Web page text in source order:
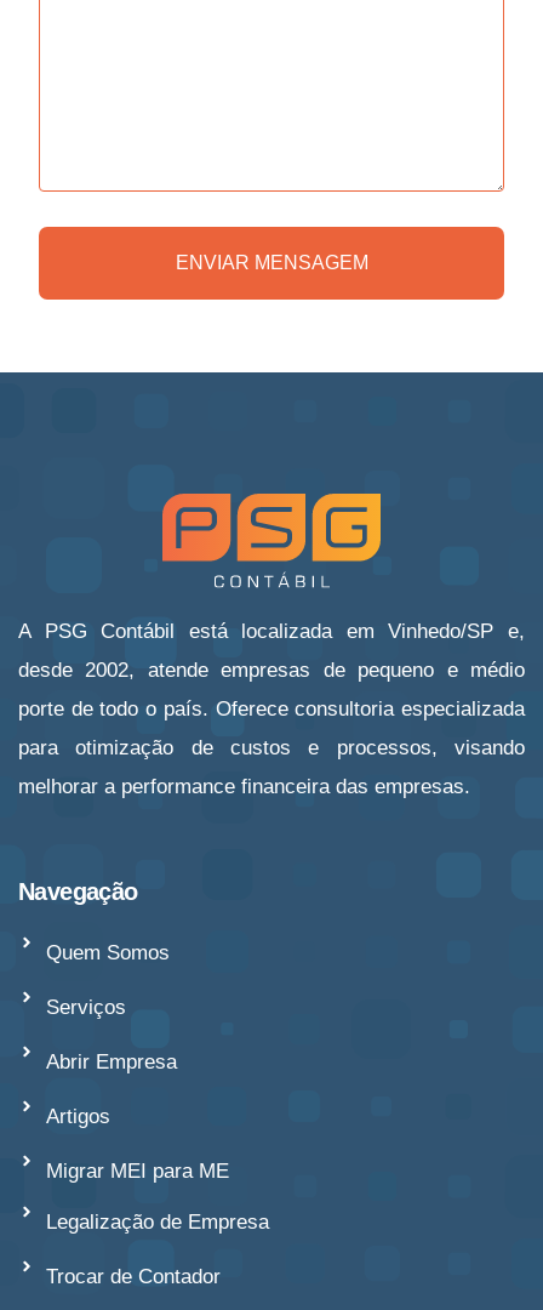
ENVIAR MENSAGEM
A PSG Contábil está localizada em Vinhedo/SP e,
desde 2002, atende empresas de pequeno e médio
porte de todo o país. Oferece consultoria especializada
para otimização de custos e processos, visando
melhorar a performance financeira das empresas.
Navegação
Quem Somos
Serviços
Abrir Empresa
Artigos
Migrar MEI para ME
Legalização de Empresa
Trocar de Contador